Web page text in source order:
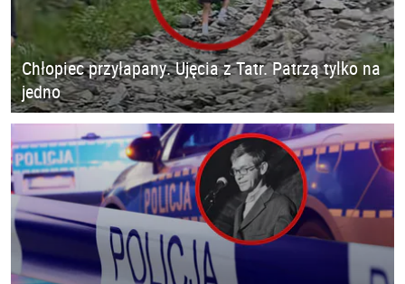
Chłopiec przyłapany. Ujęcia z Tatr. Patrzą tylko na
jedno